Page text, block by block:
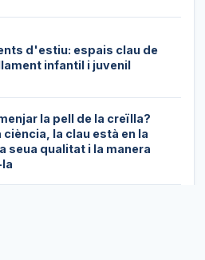
d'estiu: espais clau de
infantil i juvenil
la pell de la creïlla?
ciència, la clau està en la
seua qualitat i la manera